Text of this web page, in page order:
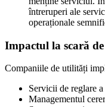
întreruperi ale
operaționale
Impactul la scară
Companiile de utilități
Servicii de reglare
Managementul